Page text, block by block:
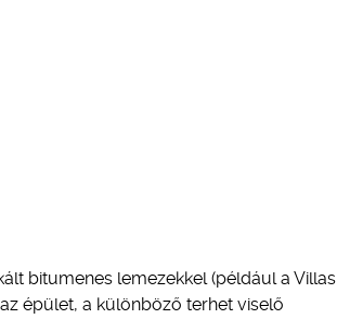
bitumenes lemezekkel (például a Villas
épület, a különböző terhet viselő